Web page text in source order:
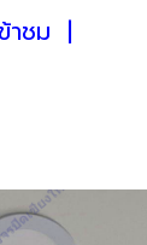
าชม |